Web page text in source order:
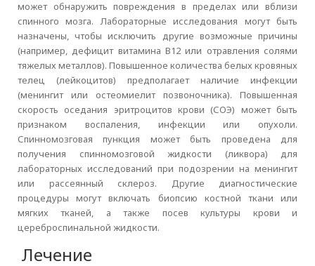
может обнаружить повреждения в пределах или вблизи
спинного мозга. Лабораторные исследования могут быть
назначены, чтобы исключить другие возможные причины
(например, дефицит витамина В12 или отравления солями
тяжелых металлов). Повышенное количества белых кровяных
телец (лейкоцитов) предполагает наличие инфекции
(менингит или остеомиелит позвоночника). Повышенная
скорость оседания эритроцитов крови (СОЭ) может быть
признаком воспаления, инфекции или опухоли.
Спинномозговая пункция может быть проведена для
получения спинномозговой жидкости (ликвора) для
лабораторных исследований при подозрении на менингит
или рассеянный склероз. Другие диагностические
процедуры могут включать биопсию костной ткани или
мягких тканей, а также посев культуры крови и
цереброспинальной жидкости.
Лечение